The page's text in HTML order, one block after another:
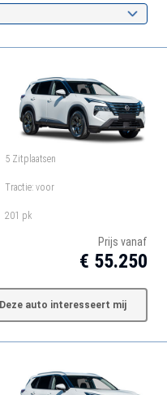
5 Zitplaatsen
Tractie: voor
201 pk
Prijs vanaf
€ 55.250
Deze auto interesseert mij